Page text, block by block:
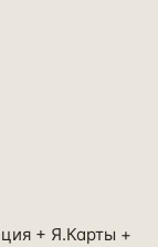
+ Я.Карты +